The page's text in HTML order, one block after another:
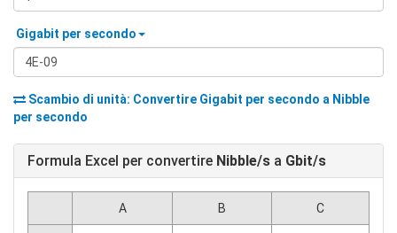
Gigabit per secondo
Scambio di unità: Convertire Gigabit per secondo a Nibble
per secondo
Formula Excel per convertire Nibble/s a Gbit/s
A B C